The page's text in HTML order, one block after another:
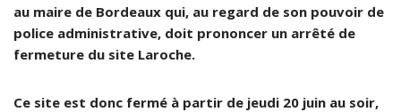
au maire de Bordeaux qui, au regard de son pouvoir de
police administrative, doit prononcer un arrêté de
fermeture du site Laroche.
Ce site est donc fermé à partir de jeudi 20 juin au soir,